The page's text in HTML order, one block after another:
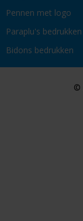
Pennen met logo
Paraplu's bedrukken
Bidons bedrukken
©